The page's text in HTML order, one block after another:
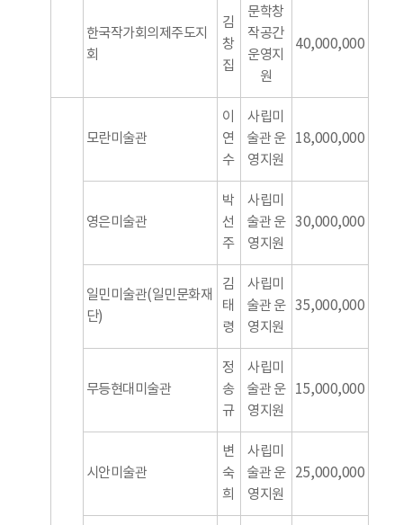
한국작가회의제주도지
회
김
창
집
문학창
작공간
운영지
원
40,000,000
모란미술관
이
연
수
사립미
술관 운
영지원
18,000,000
영은미술관
박
선
주
사립미
술관 운
영지원
30,000,000
일민미술관(일민문화재
단)
김
태
령
사립미
술관 운
영지원
35,000,000
무등현대미술관
정
송
규
사립미
술관 운
영지원
15,000,000
시안미술관
변
숙
희
사립미
술관 운
영지원
25,000,000